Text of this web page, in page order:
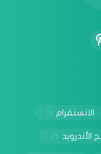
الانستقرام 13
الأندرويد 45